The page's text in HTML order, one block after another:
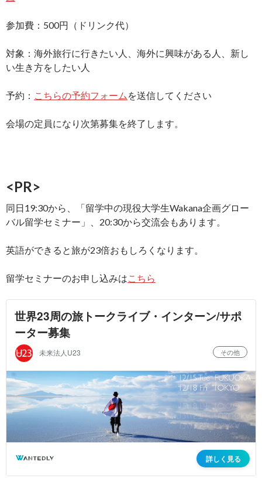
参加費：500円（ドリンク代）
対象：海外旅行に行きたい人、海外に興味がある人、新し
い生き方をしたい人
予約： こちらの予約フォーム を送信してください
会場の定員になり次第募集を終了します。
<PR>
同日19:30から、「留学中の現役大学生Wakana企画グロー
バル留学セミナー」、20:30から交流会もあります。
英語ができると旅が23倍おもしろくなります。
留学セミナーのお申し込みはこちら